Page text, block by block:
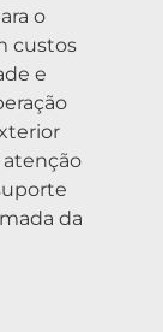
o
custos
e
atenção
da